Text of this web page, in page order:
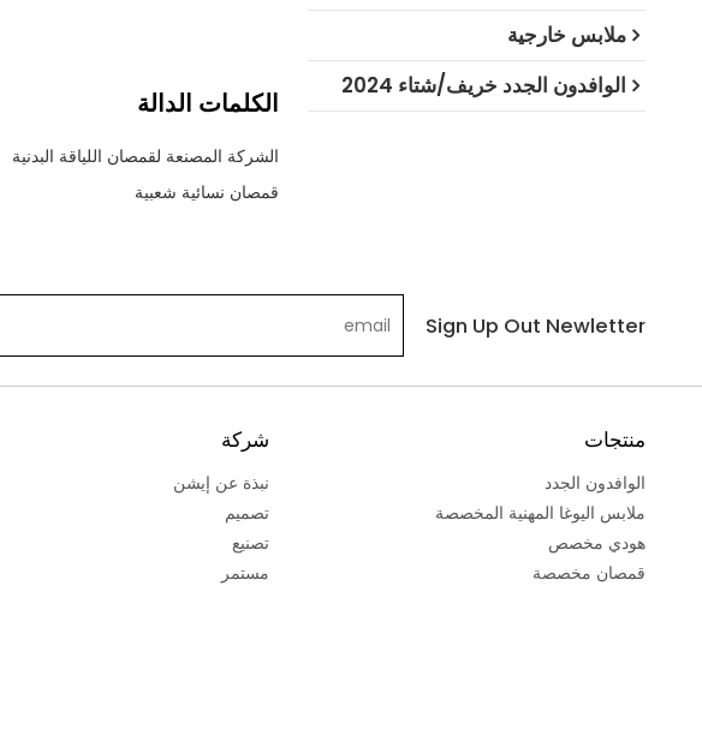
الكلمات الدالة
الشركة المصنعة لقمصان اللياقة البدنية
قمصان نسائية شعبية
ملابس خارجية
الوافدون الجدد خريف/شتاء 2024
Sign Up Out Newletter
منتجات
الوافدون الجدد
ملابس اليوغا المهنية المخصصة
هودي مخصص
قمصان مخصصة
شركة
نبذة عن إيشن
تصميم
تصنيع
مستمر